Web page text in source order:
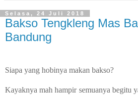
Selasa, 24 Juli 2018
Bakso Tengkleng Mas
Bandung
Siapa yang hobinya makan bakso?
Kayaknya mah hampir semuanya begitu